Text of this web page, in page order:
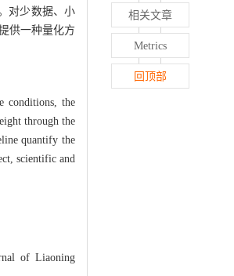
对少数据、小
供一种量化方
conditions, the
through the
quantify the
scientific and
of Liaoning
相关文章
Metrics
回顶部